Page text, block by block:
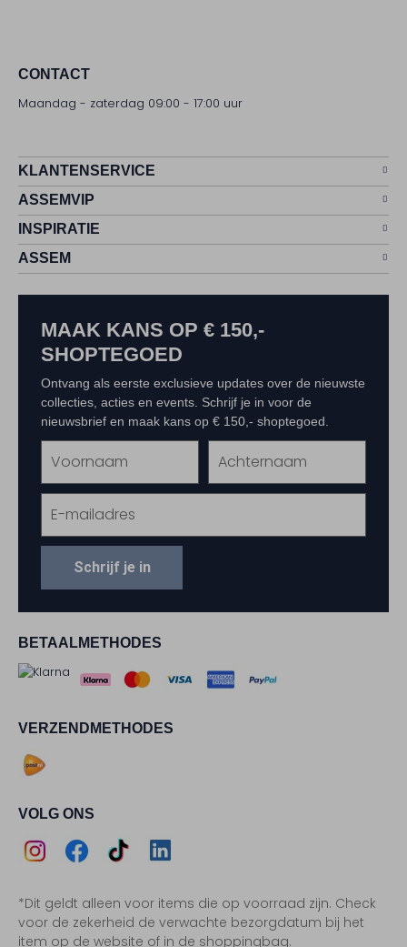
CONTACT
Maandag - zaterdag 09:00 - 17:00 uur
KLANTENSERVICE
ASSEMVIP
INSPIRATIE
ASSEM
BETAALMETHODES
VERZENDMETHODES
VOLG ONS
Instagram
Facebook
TikTokLinkedIn
*Dit geldt alleen voor items die op voorraad zijn. Check
voor de zekerheid de verwachte bezorgdatum bij het
item op de website of in de shoppingbag.
MAAK KANS OP € 150,-
SHOPTEGOED
Ontvang als eerste exclusieve updates over de nieuwste
collecties, acties en events. Schrijf je in voor de
nieuwsbrief en maak kans op € 150,- shoptegoed.
Schrijf je in